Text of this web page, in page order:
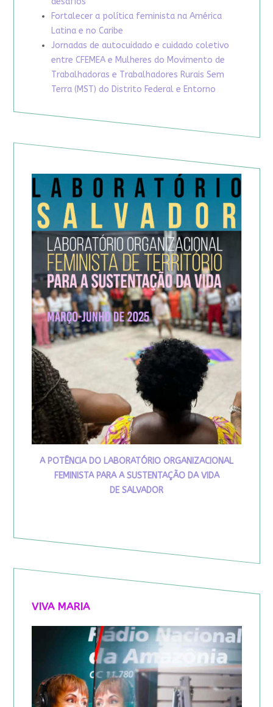
Fortalecer a política feminista na América
Latina e no Caribe
Jornadas de autocuidado e cuidado coletivo
entre CFEMEA e Mulheres do Movimento de
Trabalhadoras e Trabalhadores Rurais Sem
Terra (MST) do Distrito Federal e Entorno
A POTÊNCIA DO LABORATÓRIO ORGANIZACIONAL
FEMINISTA PARA A SUSTENTAÇÃO DA VIDA
DE SALVADOR
VIVA MARIA